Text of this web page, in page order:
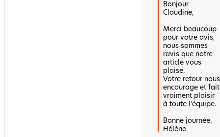
Bonjour
Claudine,
Merci beaucoup
pour votre avis,
nous sommes
ravis que notre
article vous
plaise.
Votre retour nous
encourage et fait
vraiment plaisir
à toute l'équipe.
Bonne journée.
Hélène